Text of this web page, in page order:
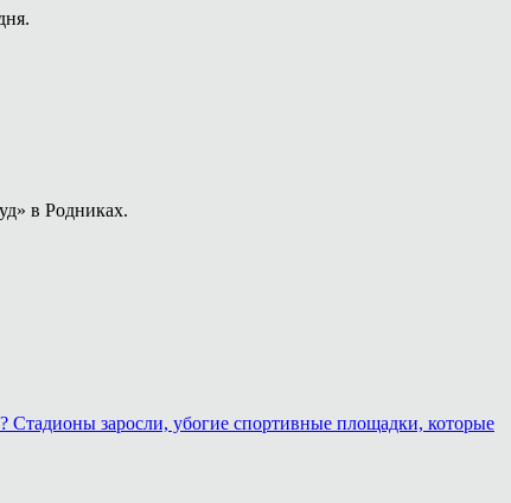
в Родниках.
Стадионы заросли, убогие спортивные площадки, которые